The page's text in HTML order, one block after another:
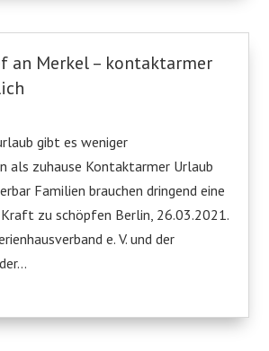
an Merkel – kontaktarmer
gibt es weniger
als zuhause Kontaktarmer Urlaub
Familien brauchen dringend eine
Kraft zu schöpfen Berlin, 26.03.2021.
e. V. und der